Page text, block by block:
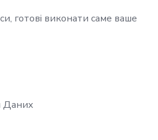
готові виконати саме ваше
Даних